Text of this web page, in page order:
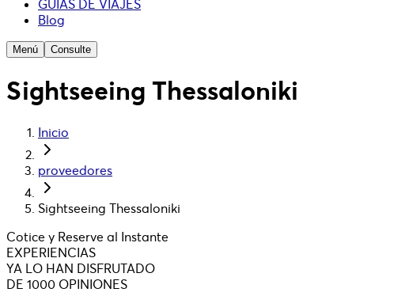
GUÍAS DE VIAJES
Blog
Menú Consulte
Sightseeing Thessaloniki
Inicio
proveedores
Sightseeing Thessaloniki
Cotice y Reserve al Instante
EXPERIENCIAS
YA LO HAN DISFRUTADO
DE 1000 OPINIONES